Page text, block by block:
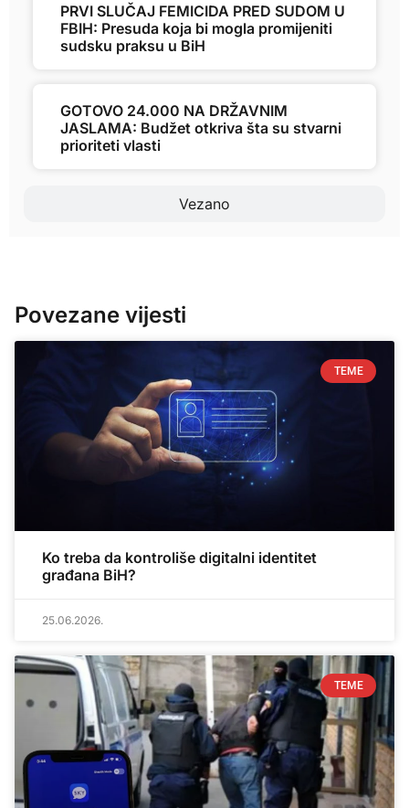
Vezano
PRVI SLUČAJ FEMICIDA PRED SUDOM U
FBIH: Presuda koja bi mogla promijeniti
sudsku praksu u BiH
GOTOVO 24.000 NA DRŽAVNIM
JASLAMA: Budžet otkriva šta su stvarni
prioriteti vlasti
Povezane vijesti
TEME
Ko treba da kontroliše digitalni identitet
građana BiH?
25.06.2026.
TEME